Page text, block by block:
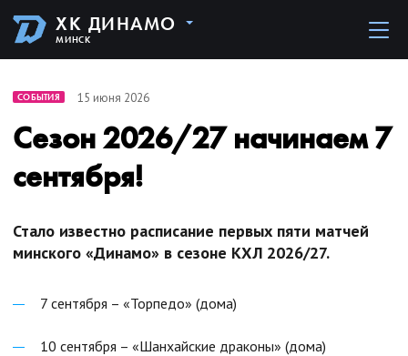
ХК ДИНАМО
МИНСК
СОБЫТИЯ 15 июня 2026
Сезон 2026/27 начинаем 7
сентября!
Стало известно расписание первых пяти матчей
минского «Динамо» в сезоне КХЛ 2026/27.
7 сентября – «Торпедо» (дома)
10 сентября – «Шанхайские драконы» (дома)